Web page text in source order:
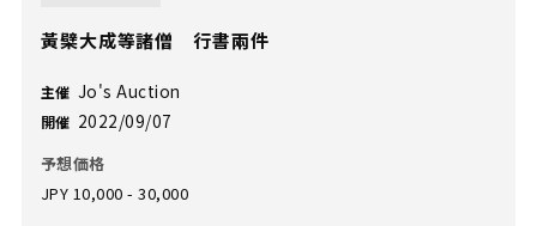
黃檗大成等諸僧 行書兩件
主催 Jo's Auction
開催 2022/09/07
予想価格
JPY 10,000 - 30,000